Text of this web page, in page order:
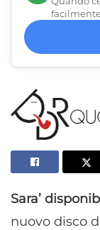
Sara’
nuovo disco